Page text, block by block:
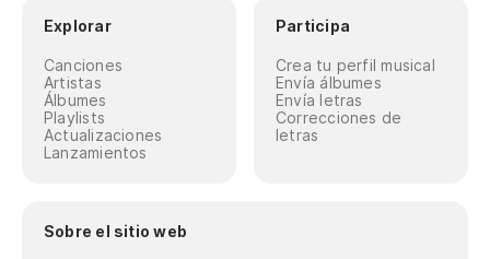
Explorar
Canciones
Artistas
Álbumes
Playlists
Actualizaciones
Lanzamientos
Participa
Crea tu perfil musical
Envía álbumes
Envía letras
Correcciones de
letras
Sobre el sitio web